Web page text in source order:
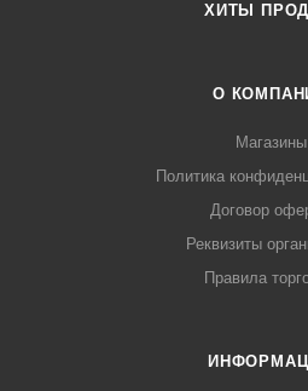
ХИТЫ
О
Магазины
Политика
Договор
Реквизиты
Правила